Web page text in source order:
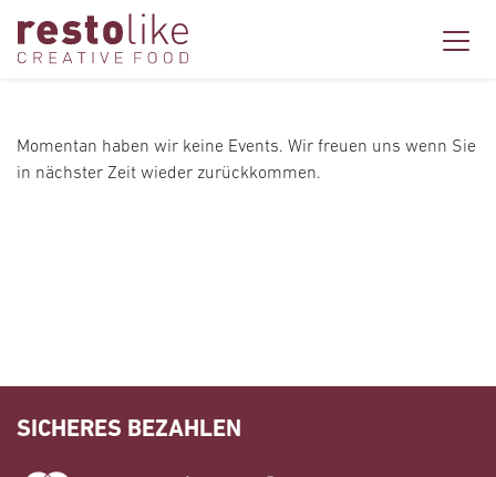
Momentan haben wir keine Events. Wir freuen uns wenn Sie
in nächster Zeit wieder zurückkommen.
SICHERES BEZAHLEN